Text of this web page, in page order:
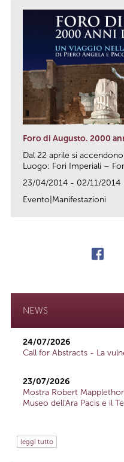
Foro di Augusto. 2000
Dal 22 aprile si
Luogo: Fori Imperiali –
23/04/2014 - 02/11/2014
Evento|Manifestazioni
NEWS
24/07/2026
Call for Abstracts - La
23/07/2026
Mostra Robert
Museo dell'Ara Pacis e il
leggi tutto